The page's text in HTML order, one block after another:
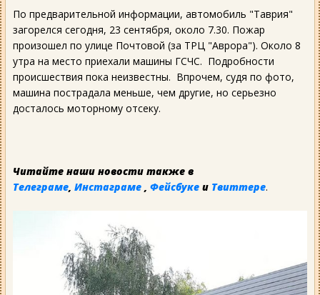
По предварительной информации, автомобиль "Таврия"
загорелся сегодня, 23 сентября, около 7.30. Пожар
произошел по улице Почтовой (за ТРЦ "Аврора"). Около 8
утра на место приехали машины ГСЧС. Подробности
происшествия пока неизвестны. Впрочем, судя по фото,
машина пострадала меньше, чем другие, но серьезно
досталось моторному отсеку.
Читайте наши новости также в
Телеграме, Инстаграме , Фейсбуке и Твиттере.